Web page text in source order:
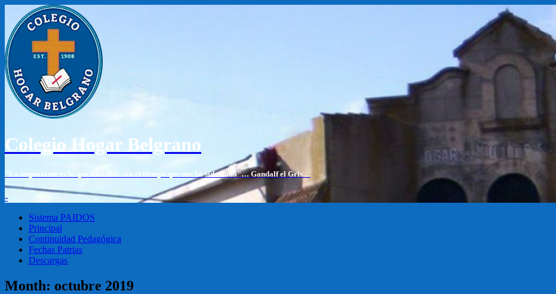
Colegio Hogar Belgrano
"Lo importante es lo que hacemos con el tiempo que nos ha sido dado"… Gandalf el Gris…
-
Sistema PAIDOS
Principal
Continuidad Pedagógica
Fechas Patrias
Descargas
Month: octubre 2019